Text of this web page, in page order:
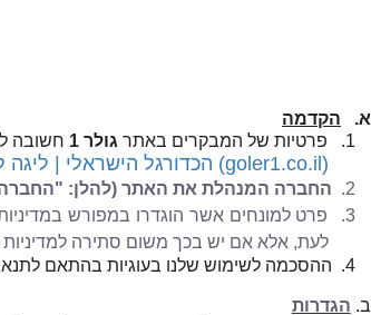
א.
הקדמה
1.
פרטיות של המבקרים באתר גולר 1 חשובה
הכדורגל הישראלי | ליגה (goler1.co.il)
2.
החברה המנהלת את האתר (להלן:
3.
פרט למונחים אשר הוגדרו במפורש
לעת, אלא אם יש בכך משום סתירה למדיניות
4.
ההסכמה לשימוש שלנו בעוגיות בהתאם
ב. הגדרות